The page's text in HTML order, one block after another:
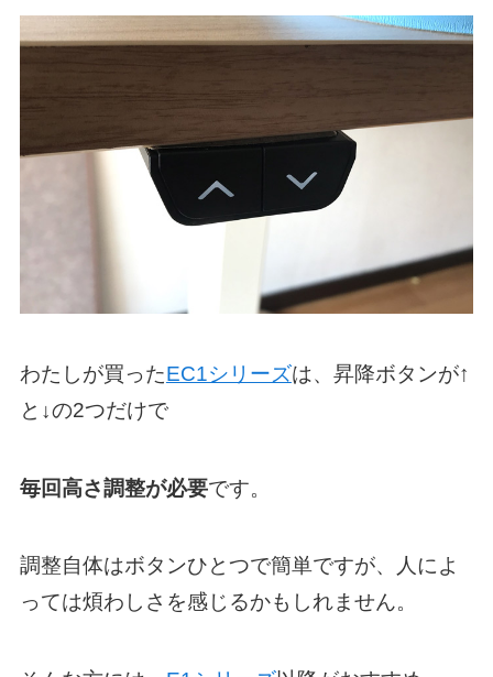
わたしが買ったEC1シリーズは、昇降ボタンが↑
と↓の2つだけで
毎回高さ調整が必要です。
調整自体はボタンひとつで簡単ですが、人によ
っては煩わしさを感じるかもしれません。